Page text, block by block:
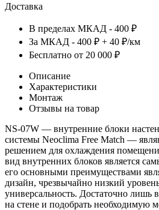
Доставка
В пределах МКАД - 400 ₽
За МКАД - 400 ₽ + 40 ₽/км
Бесплатно от 20 000 ₽
Описание
Характеристики
Монтаж
Отзывы на товар
NS-07W — внутренние блоки
системы Neoclima Free Match —
решением для охлаждения
вид внутренних блоков является
его основными преимуществами
дизайн, чрезвычайно низкий
универсальность. Достаточно лишь
на стене и подобрать необходимую